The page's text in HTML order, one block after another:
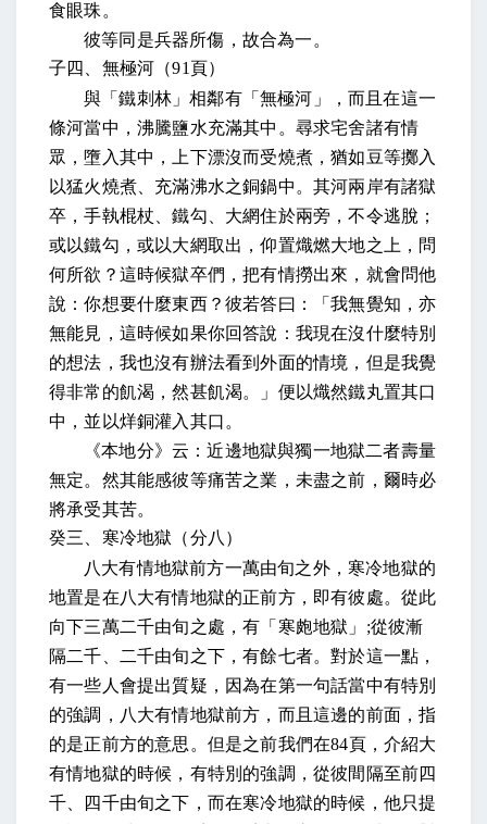
食眼珠。
彼等同是兵器所傷，故合為一 。
子四、無極河（91 頁）
與「鐵刺林」相鄰有「無極河」
，而且在這一
條河當中， 沸騰鹽水充滿其中。尋求宅舍諸有情
眾，墮入其中，上下漂沒而受燒煮，猶如豆等擲入
以猛火燒煮、充滿沸水之銅鍋中。其河兩岸有諸獄
卒，手執棍杖、鐵勾、大網住於兩旁，不令逃脫；
或以鐵勾，或以大網取出，仰置熾燃大地之上，問
何所欲 ？這時候獄卒們，把有情撈出來，就會問他
說：你想要什麼東西？ 彼若答曰：「我無覺知，亦
無能見， 這時候如果你回答說：我現在沒什麼特別
的想法，我也沒有辦法看到外面的情境，但是我覺
得非常的飢渴 ，然甚飢渴。 」 便以熾然鐵丸置其口
中，並以烊銅灌入其口。
《本地分》云：近邊地獄與獨一地獄二者壽量
無定。然其能感彼等痛苦之業，未盡之前，爾時必
將承受其苦。
癸三、寒冷地獄（分八）
八大有情地獄前方一萬由旬之外， 寒冷地獄的
地置是在八大有情地獄的正前方，即有彼處。從此
向下三萬二千由旬之處，有「寒皰地獄」 ;從彼漸
隔二千、二千由旬之下，有餘七者。對於這一點，
有一些人會提出質疑，因為在第一句話當中有特別
的強調，八大有情地獄前方，而且這邊的前面，指
的是正前方的意思。但是之前我們在84頁，介紹大
有情地獄的時候，有特別的強調，從彼間隔至前四
千、四千由旬之下，而在寒冷地獄的時候，他只提